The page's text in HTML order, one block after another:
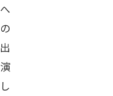
へ
の
出
演
し